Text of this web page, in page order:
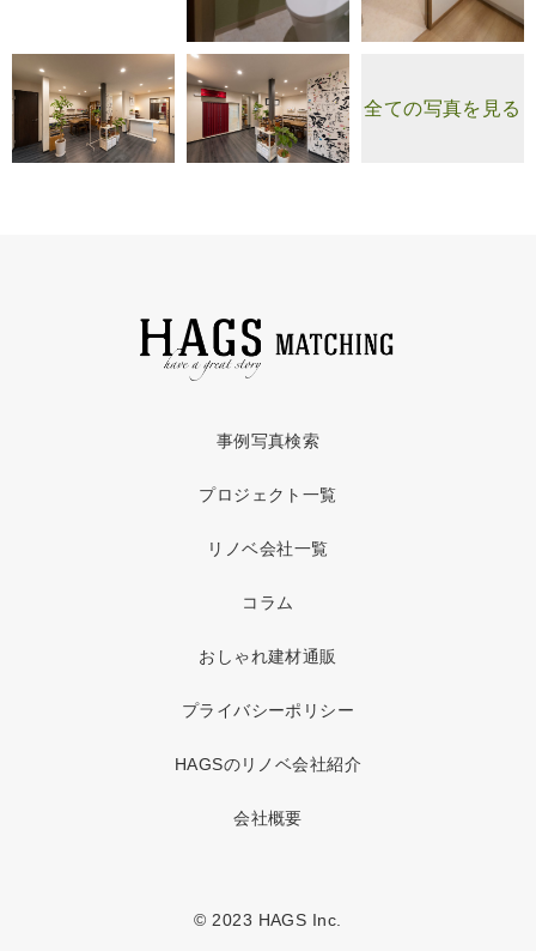
全ての写真を見る
事例写真検索
プロジェクト一覧
リノベ会社一覧
コラム
おしゃれ建材通販
プライバシーポリシー
HAGSのリノベ会社紹介
会社概要
© 2023 HAGS Inc.